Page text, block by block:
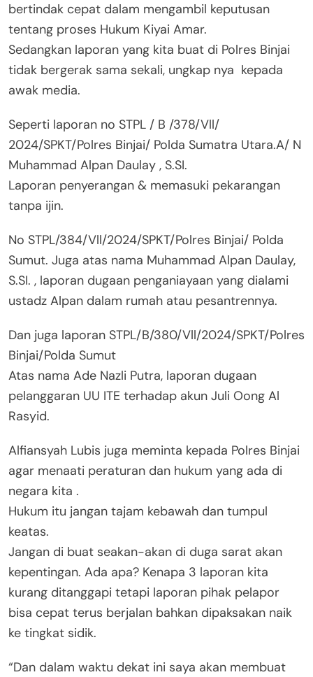
bertindak cepat dalam mengambil keputusan
tentang proses Hukum Kiyai Amar.
Sedangkan laporan yang kita buat di Polres Binjai
tidak bergerak sama sekali, ungkap nya kepada
awak media.
Seperti laporan no STPL / B /378/Vll/
2024/SPKT/Polres Binjai/ Polda Sumatra Utara.A/ N
Muhammad Alpan Daulay , S.SI.
Laporan penyerangan & memasuki pekarangan
tanpa ijin.
No STPL/384/Vll/2024/SPKT/Polres Binjai/ Polda
Sumut. Juga atas nama Muhammad Alpan Daulay,
S.SI. , laporan dugaan penganiayaan yang dialami
ustadz Alpan dalam rumah atau pesantrennya.
Dan juga laporan STPL/B/380/Vll/2024/SPKT/Polres
Binjai/Polda Sumut
Atas nama Ade Nazli Putra, laporan dugaan
pelanggaran UU ITE terhadap akun Juli Oong Al
Rasyid.
Alfiansyah Lubis juga meminta kepada Polres Binjai
agar menaati peraturan dan hukum yang ada di
negara kita .
Hukum itu jangan tajam kebawah dan tumpul
keatas.
Jangan di buat seakan-akan di duga sarat akan
kepentingan. Ada apa? Kenapa 3 laporan kita
kurang ditanggapi tetapi laporan pihak pelapor
bisa cepat terus berjalan bahkan dipaksakan naik
ke tingkat sidik.
“Dan dalam waktu dekat ini saya akan membuat